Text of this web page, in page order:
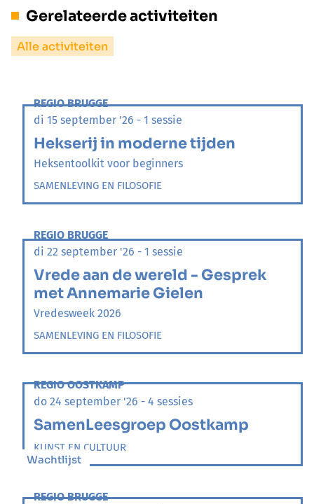
Gerelateerde activiteiten
Alle activiteiten
REGIO BRUGGE
di 15 september '26 - 1 sessie
Hekserij in moderne tijden
Heksentoolkit voor beginners
SAMENLEVING EN FILOSOFIE
REGIO BRUGGE
di 22 september '26 - 1 sessie
Vrede aan de wereld - Gesprek
met Annemarie Gielen
Vredesweek 2026
SAMENLEVING EN FILOSOFIE
REGIO OOSTKAMP
do 24 september '26 - 4 sessies
SamenLeesgroep Oostkamp
KUNST EN CULTUUR
Wachtlijst
REGIO BRUGGE